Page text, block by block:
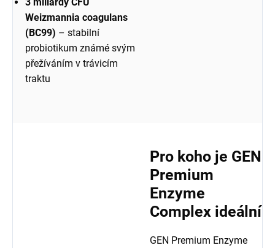
Weizmannia coagulans
(BC99) – stabilní
probiotikum známé svým
přežíváním v trávicím
traktu
Pro koho je GEN
Premium
Enzyme
Complex ideální
GEN Premium Enzyme